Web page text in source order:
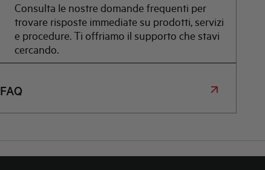
Consulta le nostre domande frequenti per
trovare risposte immediate su prodotti, servizi
e procedure. Ti offriamo il supporto che stavi
cercando.
FAQ